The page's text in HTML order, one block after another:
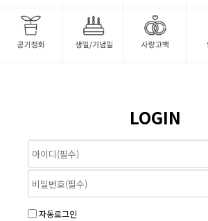
LOGIN
자동로그인